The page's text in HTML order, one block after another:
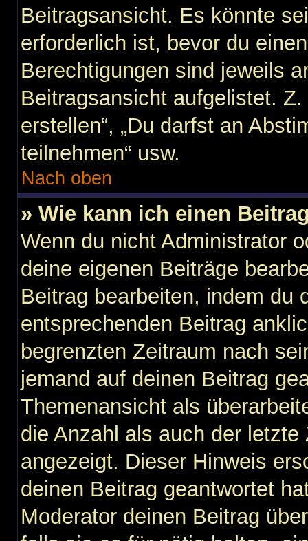
Beitragsansicht. Es könnte
erforderlich ist, bevor du
Berechtigungen sind jeweils
Beitragsansicht aufgelistet.
erstellen“, „Du darfst an
teilnehmen“ usw.
Nach oben
» Wie kann ich einen
Wenn du nicht Administrator
deine eigenen Beiträge
Beitrag bearbeiten, indem du
entsprechenden Beitrag
begrenzten Zeitraum nach
jemand auf deinen Beitrag
Themenansicht als
die Anzahl als auch der
angezeigt. Dieser Hinweis
deinen Beitrag geantwortet
Moderator deinen Beitrag